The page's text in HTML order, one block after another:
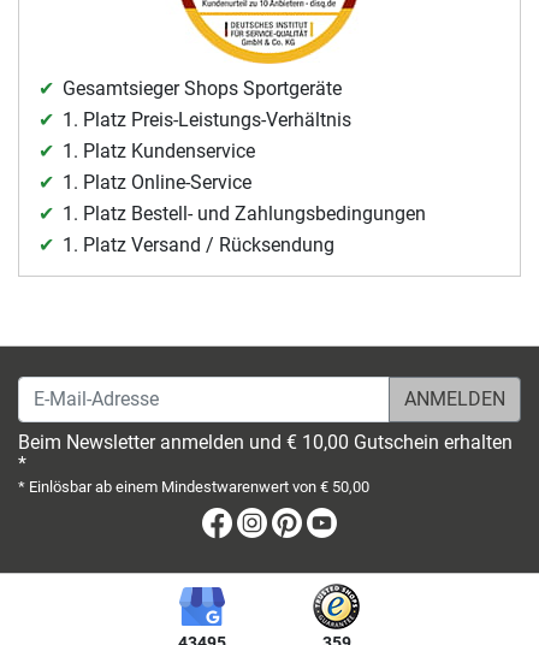
Gesamtsieger Shops Sportgeräte
1. Platz Preis-Leistungs-Verhältnis
1. Platz Kundenservice
1. Platz Online-Service
1. Platz Bestell- und Zahlungsbedingungen
1. Platz Versand / Rücksendung
E-Mail-Adresse
Beim Newsletter anmelden und € 10,00 Gutschein erhalten
*
* Einlösbar ab einem Mindestwarenwert von € 50,00
Facebook
Instagram
Pinterest